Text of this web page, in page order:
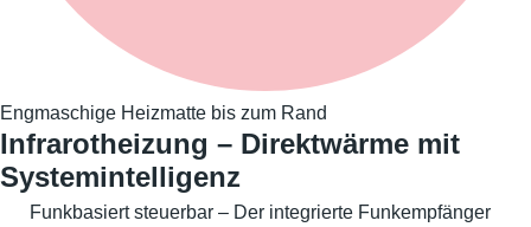
Engmaschige Heizmatte bis zum Rand
Infrarotheizung – Direktwärme mit
Systemintelligenz
Funkbasiert steuerbar – Der integrierte Funkempfänger